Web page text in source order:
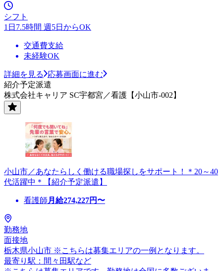
シフト
1日7.5時間 週5日からOK
交通費支給
未経験OK
詳細を見る
応募画面に進む
紹介予定派遣
株式会社キャリア SC宇都宮／看護【小山市-002】
小山市／あなたらしく働ける職場探しをサポート！＊20～40
代活躍中＊【紹介予定派遣】
看護師 月給274,227円〜
勤務地
面接地
栃木県小山市 ※こちらは募集エリアの一例となります。
最寄り駅：間々田駅など